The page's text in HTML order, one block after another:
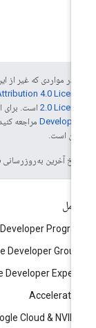
در مواردی که غیر از این
Attribution 4.0
2.0 است. برای
آن است.
آخرین به‌روزرسانی 2026-07-08 به‌وقت ساعت هماهنگ جهانی.
Developer
Developer
Developer
Google Cloud &